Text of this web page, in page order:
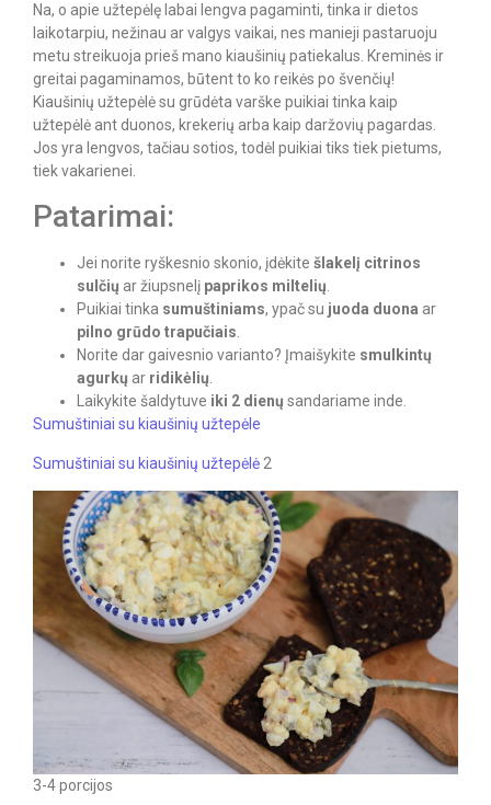
Na, o apie užtepėlę labai lengva pagaminti, tinka ir dietos
laikotarpiu, nežinau ar valgys vaikai, nes manieji pastaruoju
metu streikuoja prieš mano kiaušinių patiekalus. Kreminės ir
greitai pagaminamos, būtent to ko reikės po švenčių!
Kiaušinių užtepėlė su grūdėta varške puikiai tinka kaip
užtepėlė ant duonos, krekerių arba kaip daržovių pagardas.
Jos yra lengvos, tačiau sotios, todėl puikiai tiks tiek pietums,
tiek vakarienei.
Patarimai:
Jei norite ryškesnio skonio, įdėkite šlakelį citrinos
sulčių ar žiupsnelį paprikos miltelių.
Puikiai tinka sumuštiniams, ypač su juoda duona ar
pilno grūdo trapučiais.
Norite dar gaivesnio varianto? Įmaišykite smulkintų
agurkų ar ridikėlių.
Laikykite šaldytuve iki 2 dienų sandariame inde.
Sumuštiniai su kiaušinių užtepėle
Sumuštiniai su kiaušinių užtepėlė 2
3-4 porcijos